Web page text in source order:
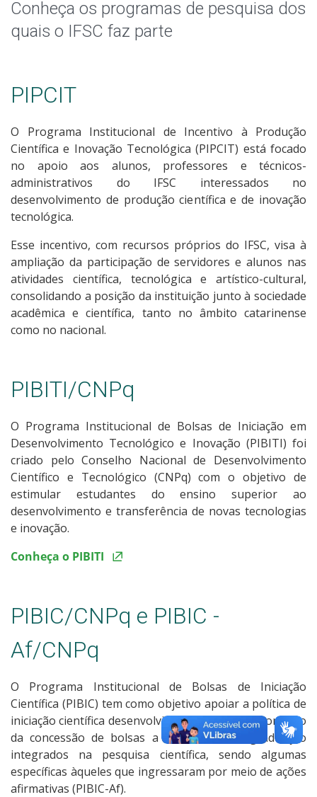
Conheça os programas de pesquisa dos
quais o IFSC faz parte
PIPCIT
O Programa Institucional de Incentivo à Produção
Científica e Inovação Tecnológica (PIPCIT) está focado
no apoio aos alunos, professores e técnicos-
administrativos do IFSC interessados no
desenvolvimento de produção científica e de inovação
tecnológica.
Esse incentivo, com recursos próprios do IFSC, visa à
ampliação da participação de servidores e alunos nas
atividades científica, tecnológica e artístico-cultural,
consolidando a posição da instituição junto à sociedade
acadêmica e científica, tanto no âmbito catarinense
como no nacional.
PIBITI/CNPq
O Programa Institucional de Bolsas de Iniciação em
Desenvolvimento Tecnológico e Inovação (PIBITI) foi
criado pelo Conselho Nacional de Desenvolvimento
Científico e Tecnológico (CNPq) com o objetivo de
estimular estudantes do ensino superior ao
desenvolvimento e transferência de novas tecnologias
e inovação.
Conheça o PIBITI
PIBIC/CNPq e PIBIC -
Af/CNPq
O Programa Institucional de Bolsas de Iniciação
Científica (PIBIC) tem como objetivo apoiar a política de
iniciação científica desenvolvida na Instituição, por meio
da concessão de bolsas a estudantes de graduação
integrados na pesquisa científica, sendo algumas
específicas àqueles que ingressaram por meio de ações
afirmativas (PIBIC-Af).